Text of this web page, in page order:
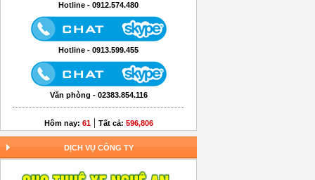
Hotline - 0912.574.480
Hotline - 0913.599.455
Văn phòng - 02383.854.116
Hôm nay: 61| Tất cả: 596,806
DỊCH VỤ CÔNG TY